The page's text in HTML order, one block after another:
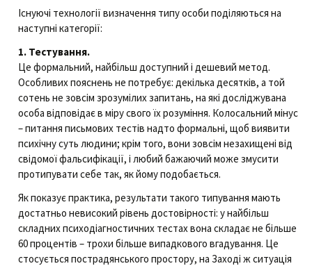
Існуючі технології визначення типу особи поділяються на
наступні категорії:
1. Тестування.
Це формальний, найбільш доступний і дешевий метод.
Особливих пояснень не потребує: декілька десятків, а той
сотень не зовсім зрозумілих запитань, на які досліджувана
особа відповідає в міру свого їх розуміння. Колосальний мінус
– питання письмових тестів надто формальні, щоб виявити
психічну суть людини; крім того, вони зовсім незахищені від
свідомої фальсифікації, і любий бажаючий може змусити
протипувати себе так, як йому подобається.
Як показує практика, результати такого типування мають
достатньо невисокий рівень достовірності: у найбільш
складних психодіагностичних тестах вона складає не більше
60 процентів – трохи більше випадкового вгадування. Це
стосується пострадянського простору, на Заході ж ситуація